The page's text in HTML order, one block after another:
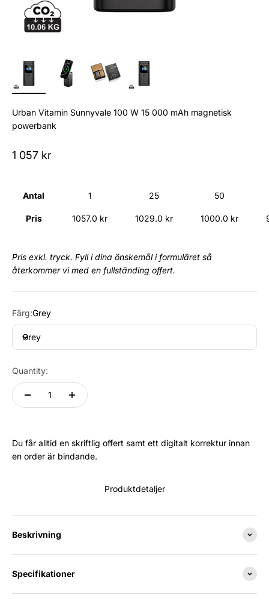
Urban Vitamin Sunnyvale 100 W 15 000 mAh magnetisk
powerbank
Sale price
1 057 kr
Antal
Pris
1
1057.0 kr
25
1029.0 kr
50
1000.0 kr
Pris exkl. tryck. Fyll i dina önskemål i formuläret så
återkommer vi med en fullständing offert.
Färg:Grey
Grey
Quantity:
Du får alltid en skriftlig offert samt ett digitalt korrektur innan
en order är bindande.
Produktdetaljer
Beskrivning
Specifikationer